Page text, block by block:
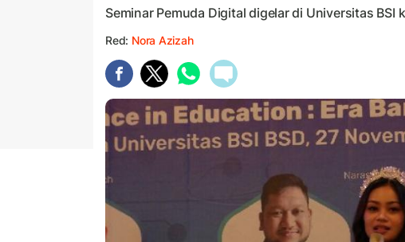
Seminar Pemuda Digital digelar di Universitas BSI
Red: Nora Azizah